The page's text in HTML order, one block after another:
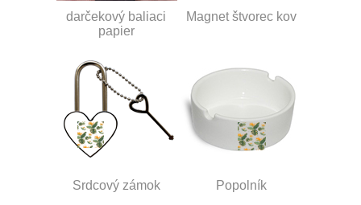
darčekový baliaci
papier
Magnet štvorec kov
Srdcový zámok Popolník